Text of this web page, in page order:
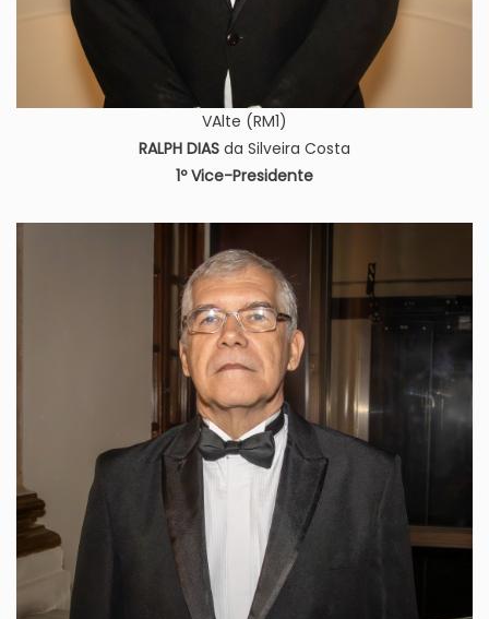
VAlte (RM1)
RALPH DIAS da Silveira Costa
1º Vice-Presidente